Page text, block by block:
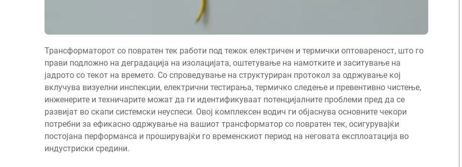
Трансформаторот со повратен тек работи под тежок електричен и термички оптовареност, што го
прави подложно на деградација на изолацијата, оштетување на намотките и заситување на
јадрото со текот на времето. Со спроведување на структуриран протокол за одржување кој
вклучува визуелни инспекции, електрични тестирања, термичко следење и превентивно чистење,
инженерите и техничарите можат да ги идентификуваат потенцијалните проблеми пред да се
развијат во скапи системски неуспеси. Овој комплексен водич ги објаснува основните чекори
потребни за ефикасно одржување на вашиот трансформатор со повратен тек, осигурувајќи
постојана перформанса и проширувајќи го временскиот период на неговата експлоатација во
индустриски средини.